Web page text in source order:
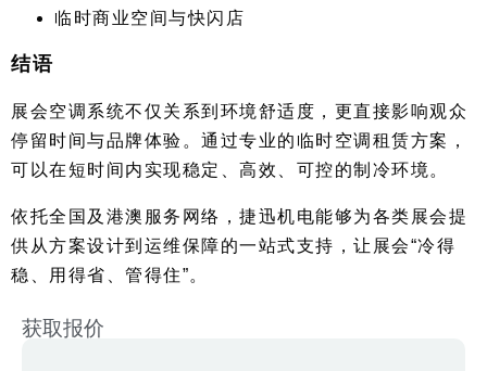
临时商业空间与快闪店
结语
展会空调系统不仅关系到环境舒适度，更直接影响观众
停留时间与品牌体验。通过专业的临时空调租赁方案，
可以在短时间内实现稳定、高效、可控的制冷环境。
依托全国及港澳服务网络，捷迅机电能够为各类展会提
供从方案设计到运维保障的一站式支持，让展会“冷得
稳、用得省、管得住”。
获取报价